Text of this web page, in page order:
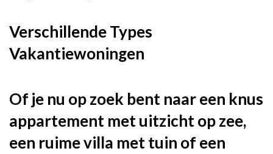
Verschillende Types
Vakantiewoningen
Of je nu op zoek bent naar een knus
appartement met uitzicht op zee,
een ruime villa met tuin of een